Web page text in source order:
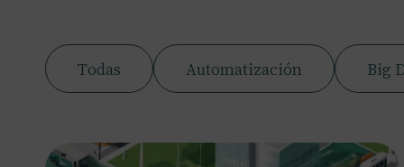
Todas Automatización Big